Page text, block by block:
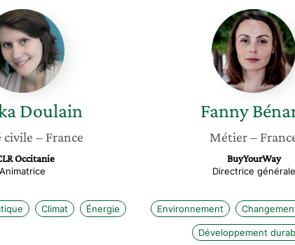
Alenka
Doulain
Doulain
civile – France
Occitanie
Animatrice
Climat Énergie
Fanny
Bénard
Fanny
Métier–
BuyYourWay
Directrice générale
Environnement
Développement